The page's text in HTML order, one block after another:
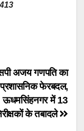
अजय गणपति का
फेरबदल,
ऊधमसिंहनगर में 13
के तबादले